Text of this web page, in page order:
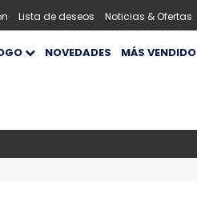
Lista de deseos Noticias & Ofertas
NOVEDADES MÁS VENDIDO